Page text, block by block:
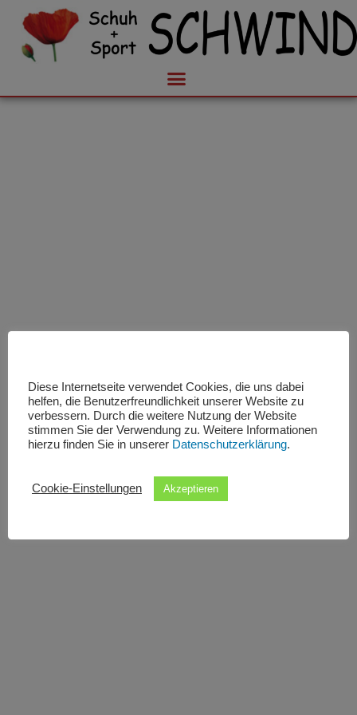
Diese Internetseite verwendet Cookies, die uns dabei
helfen, die Benutzerfreundlichkeit unserer Website zu
verbessern. Durch die weitere Nutzung der Website
stimmen Sie der Verwendung zu. Weitere Informationen
hierzu finden Sie in unserer Datenschutzerklärung.
Cookie-Einstellungen Akzeptieren